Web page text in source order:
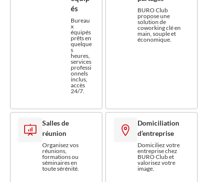
és
Bureau
x
équipés
prêts en
quelque
s
heures,
services
professi
onnels
inclus,
accès
24/7.
BURO Club
propose une
solution de
coworking clé en
main, souple et
économique.
Salles de
réunion
Organisez vos
réunions,
formations ou
séminaires en
toute sérénité.
Domiciliation
d’entreprise
Domiciliez votre
entreprise chez
BURO Club et
valorisez votre
image.